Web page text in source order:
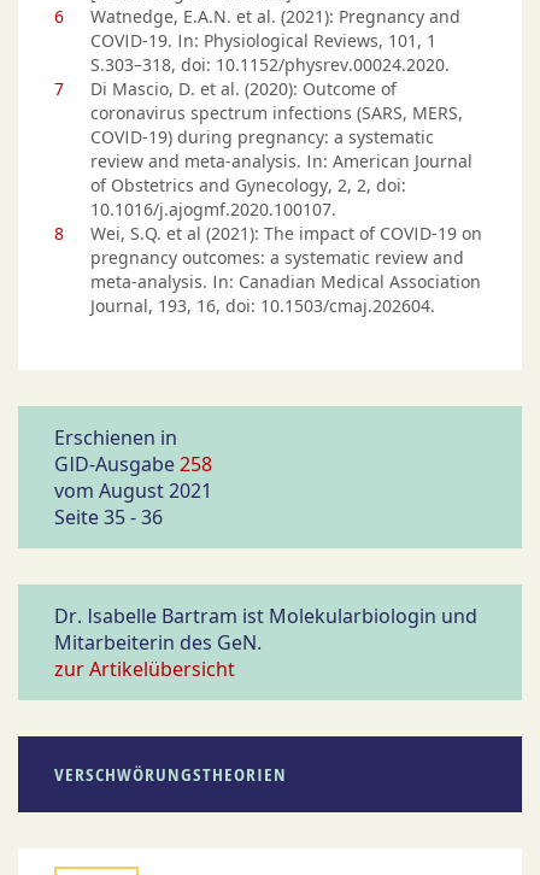
6
Watnedge, E.A.N. et al. (2021): Pregnancy and
COVID-19. In: Physiological Reviews, 101, 1
S.303–318, doi: 10.1152/physrev.00024.2020.
7
Di Mascio, D. et al. (2020): Outcome of
coronavirus spectrum infections (SARS, MERS,
COVID-19) during pregnancy: a systematic
review and meta-analysis. In: American Journal
of Obstetrics and Gynecology, 2, 2, doi:
10.1016/j.ajogmf.2020.100107.
8
Wei, S.Q. et al (2021): The impact of COVID-19 on
pregnancy outcomes: a systematic review and
meta-analysis. In: Canadian Medical Association
Journal, 193, 16, doi: 10.1503/cmaj.202604.
Erschienen in
GID-Ausgabe258
vom August 2021
Seite 35 - 36
Dr. Isabelle Bartram ist Molekularbiologin und
Mitarbeiterin des GeN.
zur Artikelübersicht
VERSCHWÖRUNGSTHEORIEN